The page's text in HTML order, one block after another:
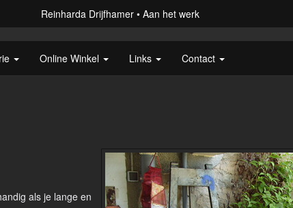
Reinharda Drijfhamer Aan het werk
Online Winkel Links Contact
als je lange en